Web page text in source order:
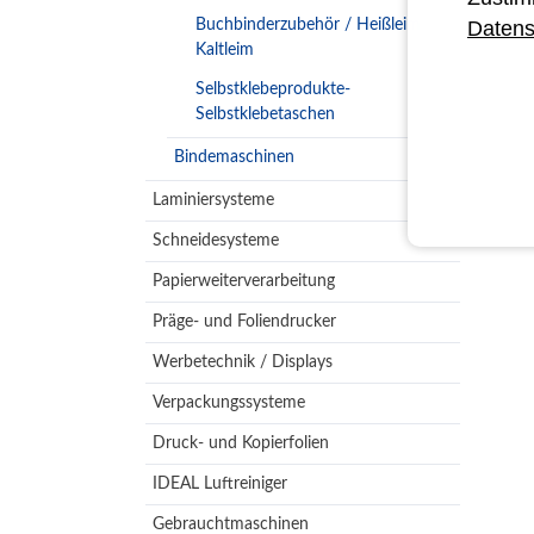
Buchbinderzubehör / Heißleim
Kaltleim
Selbstklebeprodukte-
Selbstklebetaschen
Bindemaschinen
Laminiersysteme
Schneidesysteme
Papierweiterverarbeitung
Präge- und Foliendrucker
Werbetechnik / Displays
Verpackungssysteme
Druck- und Kopierfolien
IDEAL Luftreiniger
Gebrauchtmaschinen